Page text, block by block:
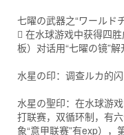
七曜の武器之“ワールド
 在水球游戏中获得四
板）对话用“七曜の镜”解
水星の印：调查ルカ的
水星の聖印：在水球游
打联赛，双循环制，有
象“意甲联赛”有exp），